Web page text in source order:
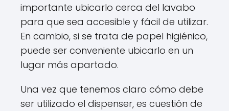
importante ubicarlo cerca del lavabo
para que sea accesible y fácil de utilizar.
En cambio, si se trata de papel higiénico,
puede ser conveniente ubicarlo en un
lugar más apartado.
Una vez que tenemos claro cómo debe
ser utilizado el dispenser, es cuestión de